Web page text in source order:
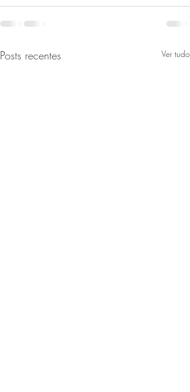
Posts recentes Ver tudo